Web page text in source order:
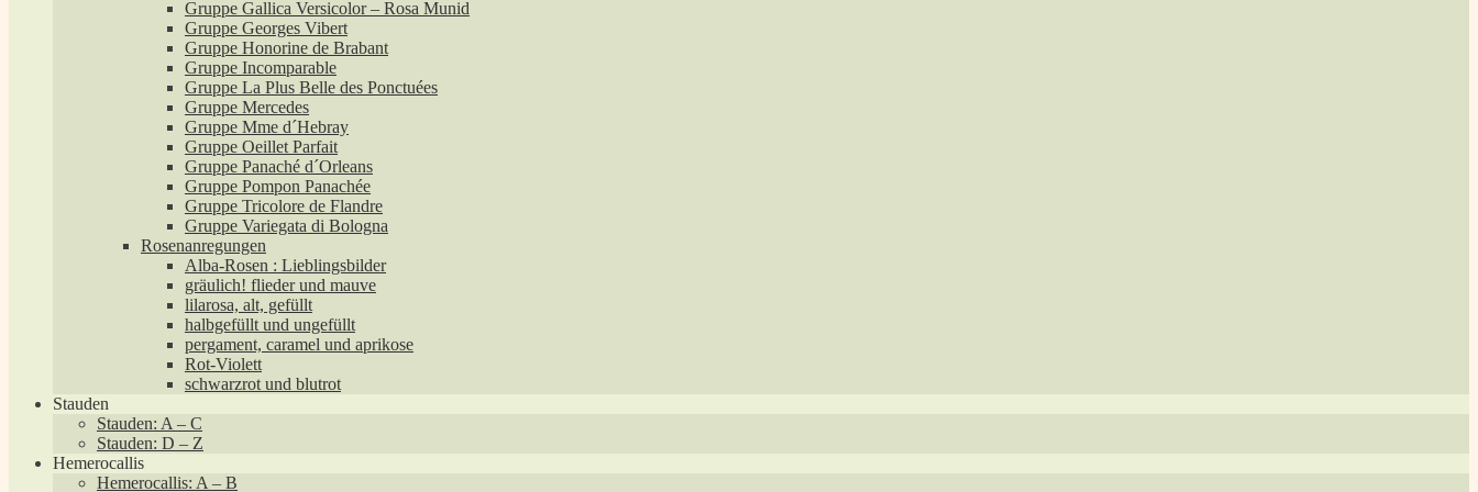
Gruppe Gallica Versicolor – Rosa Munid
Gruppe Georges Vibert
Gruppe Honorine de Brabant
Gruppe Incomparable
Gruppe La Plus Belle des Ponctuées
Gruppe Mercedes
Gruppe Mme d´Hebray
Gruppe Oeillet Parfait
Gruppe Panaché d´Orleans
Gruppe Pompon Panachée
Gruppe Tricolore de Flandre
Gruppe Variegata di Bologna
Rosenanregungen
Alba-Rosen : Lieblingsbilder
gräulich! flieder und mauve
lilarosa, alt, gefüllt
halbgefüllt und ungefüllt
pergament, caramel und aprikose
Rot-Violett
schwarzrot und blutrot
Stauden
Stauden: A – C
Stauden: D – Z
Hemerocallis
Hemerocallis: A – B